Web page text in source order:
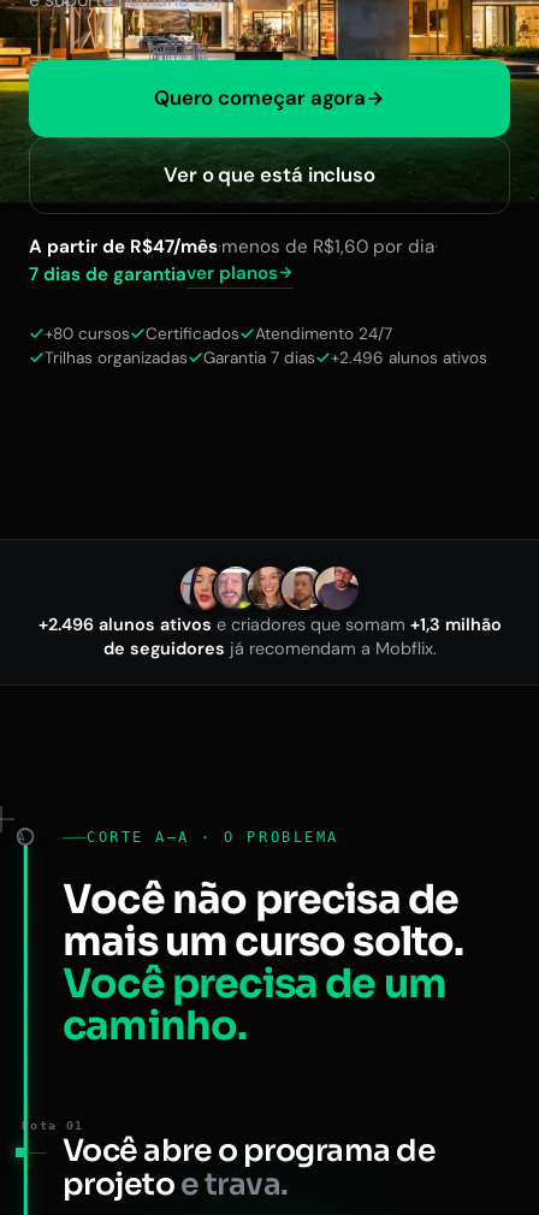
Quero começar agora
Ver o que está incluso
A partir de R$47/mês·menos de R$1,60 por dia·
7 dias de garantiaver planos
+80 cursos Certificados
Atendimento 24/7
Trilhas organizadas
Garantia 7 dias +2.496 alunos ativos
+2.496 alunos ativos e criadores que somam +1,3 milhão
de seguidores já recomendam a Mobflix.
A CORTE A–A · O PROBLEMA
Você não precisa de
mais um curso solto.
Você precisa de um
caminho.
Nota 01
Você abre o programa de
projetoe trava.